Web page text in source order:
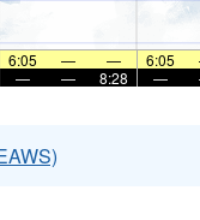
6:05 — — 6:05
— — 8:28 —